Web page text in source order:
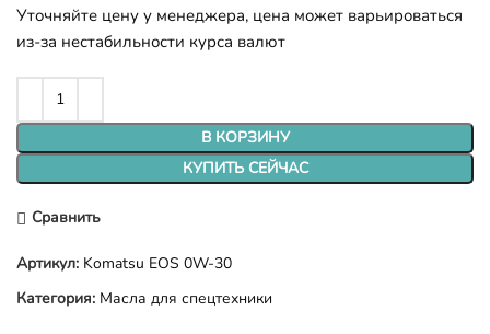
Уточняйте цену у менеджера, цена может варьироваться
из-за нестабильности курса валют
В КОРЗИНУ
КУПИТЬ СЕЙЧАС
Сравнить
Артикул: Komatsu EOS 0W-30
Категория: Масла для спецтехники